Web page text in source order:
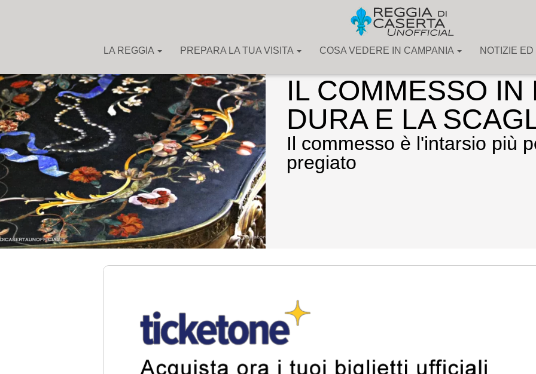
LA REGGIA PREPARA LA TUA VISITA COSA VEDERE IN CAMPANIA NOTIZIE
Arte » Gli stili degli oggetti antichi – Pagina indice
IL COMMESSO IN
DURA E LA
Il commesso è l'intarsio più
pregiato